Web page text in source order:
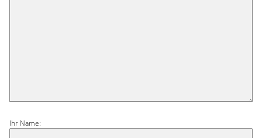
Ihr Name: